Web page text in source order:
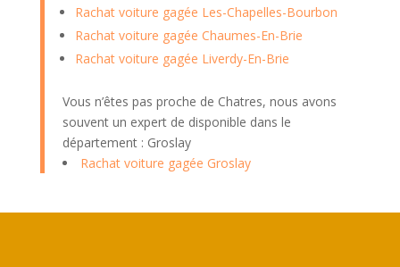
Rachat voiture gagée Les-Chapelles-Bourbon
Rachat voiture gagée Chaumes-En-Brie
Rachat voiture gagée Liverdy-En-Brie
Vous n’êtes pas proche de Chatres, nous avons
souvent un expert de disponible dans le
département : Groslay
Rachat voiture gagée Groslay